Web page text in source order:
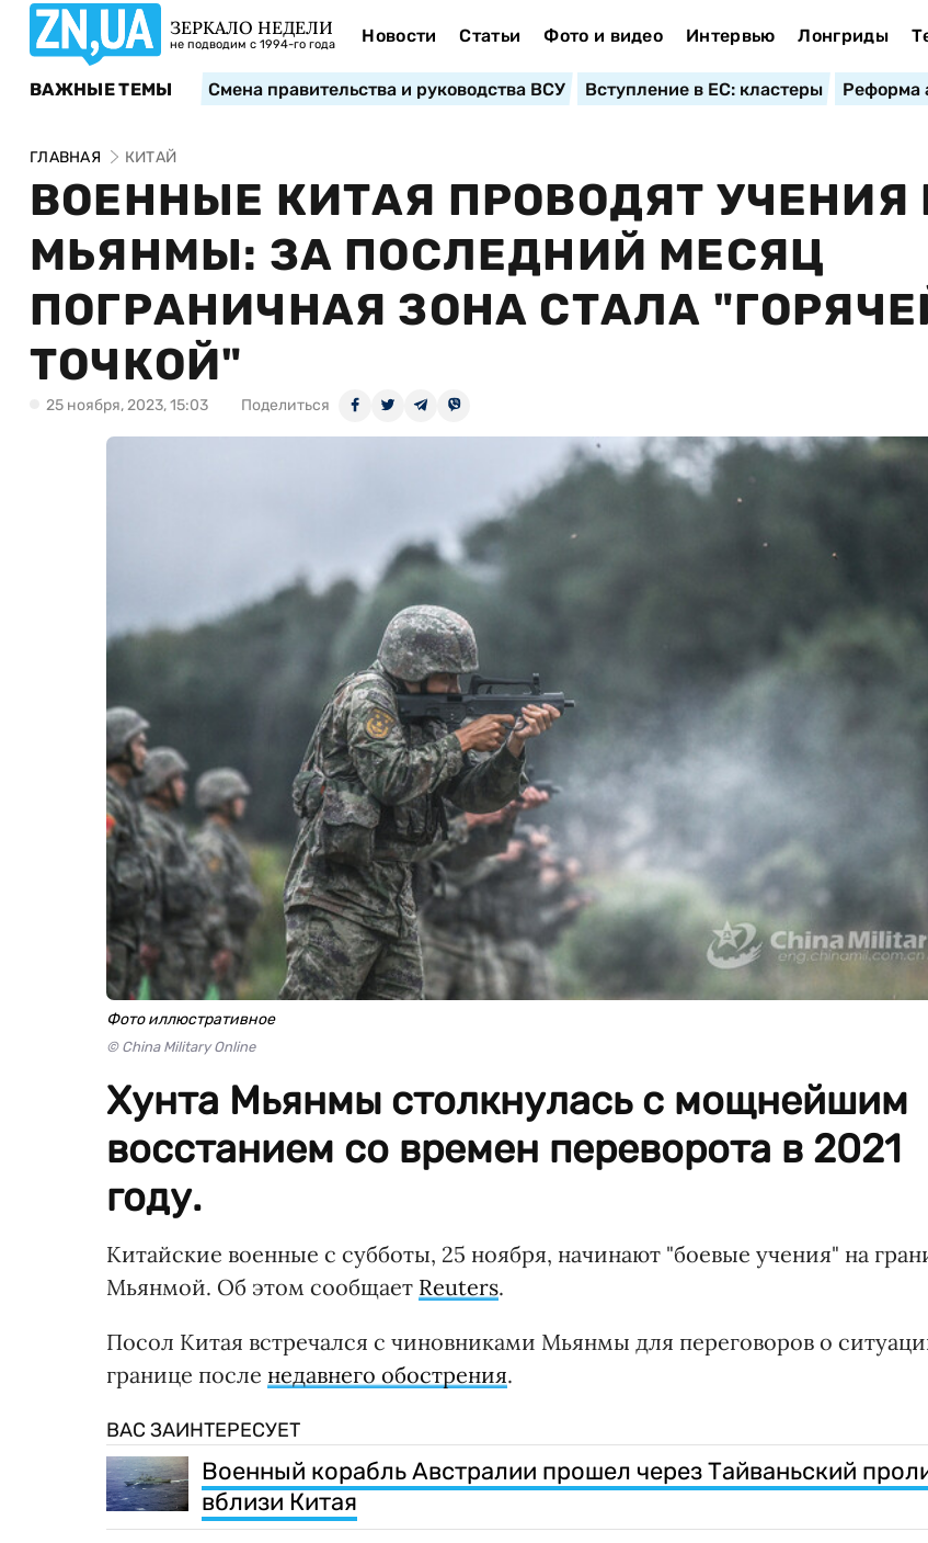
ЗЕРКАЛО НЕДЕЛИ
не подводим с 1994-го года Новости Статьи Фото и видео Интервью Лонгриды
ВАЖНЫЕ ТЕМЫ Смена правительства и руководства ВСУ Вступление в ЕС: кластеры Реформа
ГЛАВНАЯ КИТАЙ
ВОЕННЫЕ КИТАЯ ПРОВОДЯТ УЧЕНИЯ
МЬЯНМЫ: ЗА ПОСЛЕДНИЙ МЕСЯЦ
ПОГРАНИЧНАЯ ЗОНА СТАЛА
ТОЧКОЙ"
25 ноября, 2023, 15:03 Поделиться
Фото иллюстративное
© China Military Online
Хунта Мьянмы столкнулась с мощнейшим
восстанием со времен переворота в 2021
году.
Китайские военные с субботы, 25 ноября, начинают "боевые учения" на
Мьянмой. Об этом сообщает Reuters.
Посол Китая встречался с чиновниками Мьянмы для переговоров о
границе после недавнего обострения.
ВАС ЗАИНТЕРЕСУЕТ
Военный корабль Австралии прошел через Тайваньский
вблизи Китая